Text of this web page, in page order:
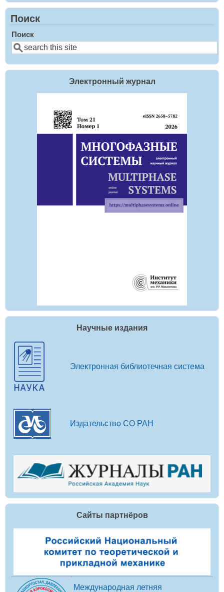
Поиск
Поиск
Электронный журнал
Научные издания
Электронная библиотечная система
Издательство СО РАН
Сайты партнёров
Международная летняя